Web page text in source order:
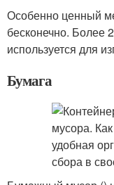
Особенно ценный
бесконечно. Более
используется для
Бумага